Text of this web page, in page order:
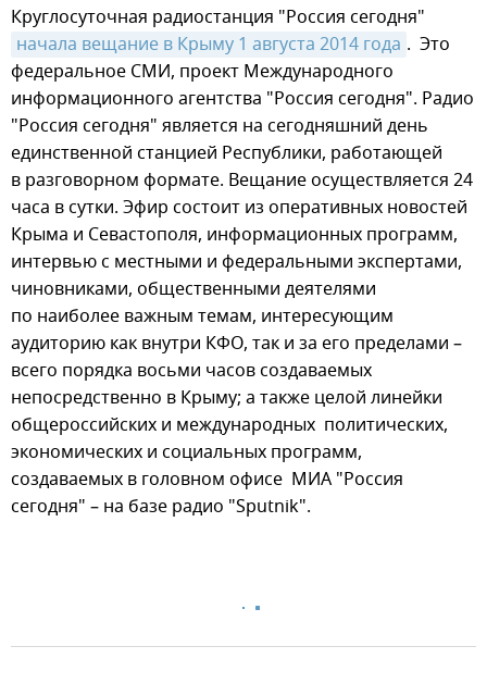
Круглосуточная радиостанция "Россия сегодня"
начала вещание в Крыму 1 августа 2014 года . Это
федеральное СМИ, проект Международного
информационного агентства "Россия сегодня". Радио
"Россия сегодня" является на сегодняшний день
единственной станцией Республики, работающей
в разговорном формате. Вещание осуществляется 24
часа в сутки. Эфир состоит из оперативных новостей
Крыма и Севастополя, информационных программ,
интервью с местными и федеральными экспертами,
чиновниками, общественными деятелями
по наиболее важным темам, интересующим
аудиторию как внутри КФО, так и за его пределами –
всего порядка восьми часов создаваемых
непосредственно в Крыму; а также целой линейки
общероссийских и международных политических,
экономических и социальных программ,
создаваемых в головном офисе МИА "Россия
сегодня" – на базе радио "Sputnik".